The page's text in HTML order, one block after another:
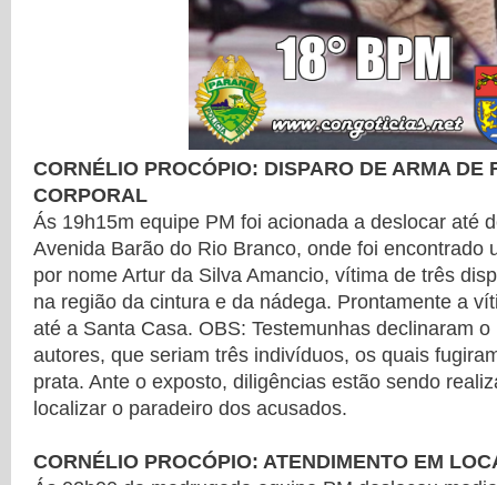
CORNÉLIO PROCÓPIO: DISPARO DE ARMA DE
CORPORAL
Ás 19h15m equipe PM foi acionada a deslocar até
Avenida Barão do Rio Branco, onde foi encontrado
por nome Artur da Silva Amancio, vítima de três
na região da cintura e da nádega. Prontamente a
até a Santa Casa. OBS: Testemunhas declinaram
autores, que seriam três indivíduos, os quais
prata. Ante o exposto, diligências estão sendo
localizar o paradeiro dos acusados.
CORNÉLIO PROCÓPIO: ATENDIMENTO EM